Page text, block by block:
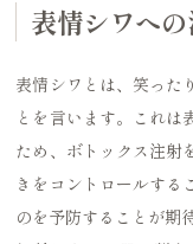
表情シワへ
表情シワとは、笑った
とを言います。これは
ため、ボトックス注射
きをコントロールする
のを予防することが期